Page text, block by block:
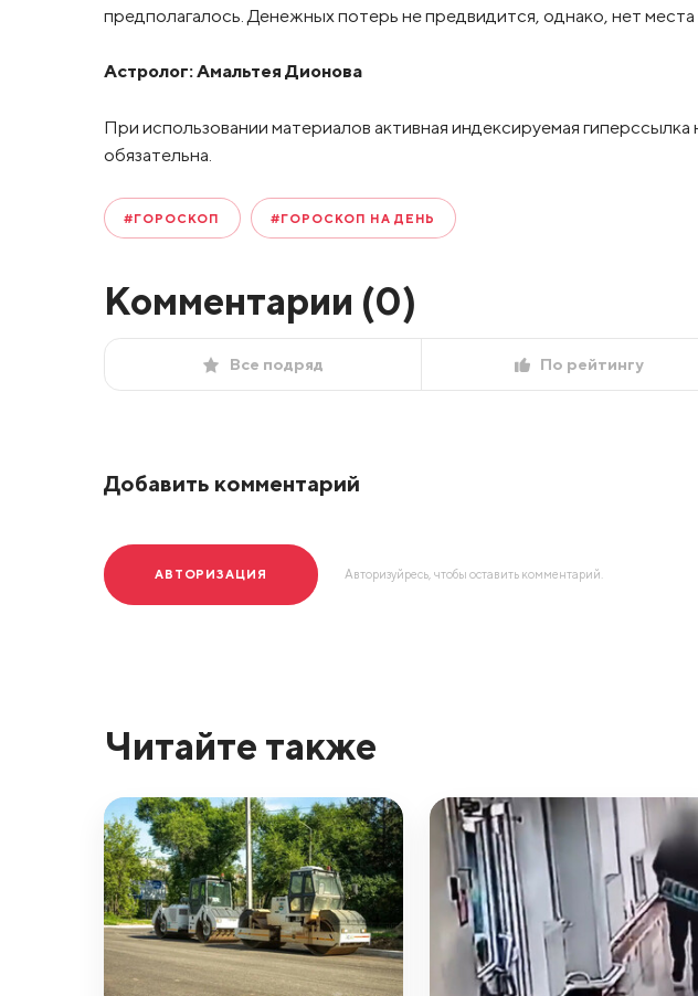
предполагалось. Денежных потерь не предвидится, однако, нет места
Астролог:Амальтея Дионова
При использовании материалов активная индексируемая гиперссылка
обязательна.
#ГОРОСКОП #ГОРОСКОП НА ДЕНЬ
Комментарии (0)
Все подряд По рейтингу
Добавить комментарий
АВТОРИЗАЦИЯ Авторизуйресь, чтобы оставить комментарий.
Читайте также